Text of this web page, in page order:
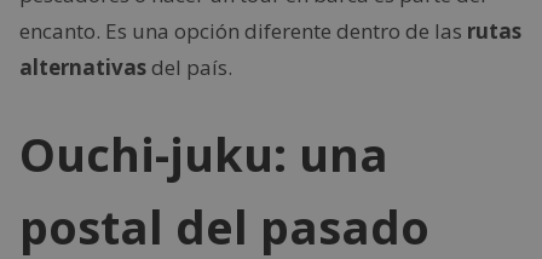
encanto. Es una opción diferente dentro de las rutas
alternativasdel país.
Ouchi-juku: una
postal del pasado